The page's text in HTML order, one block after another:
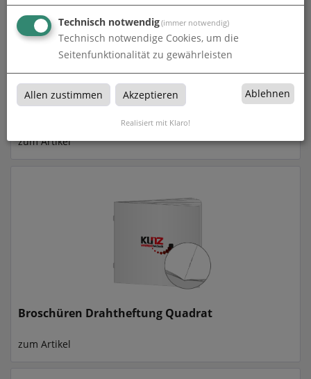
Broschüren Drahtheftung DIN lang
zum Artikel
Broschüren Drahtheftung Quadrat
zum Artikel
Technisch notwendig(immer notwendig)
Technisch notwendige Cookies, um die
Seitenfunktionalität zu gewährleisten
Allen zustimmen Akzeptieren Ablehnen
Realisiert mit Klaro!